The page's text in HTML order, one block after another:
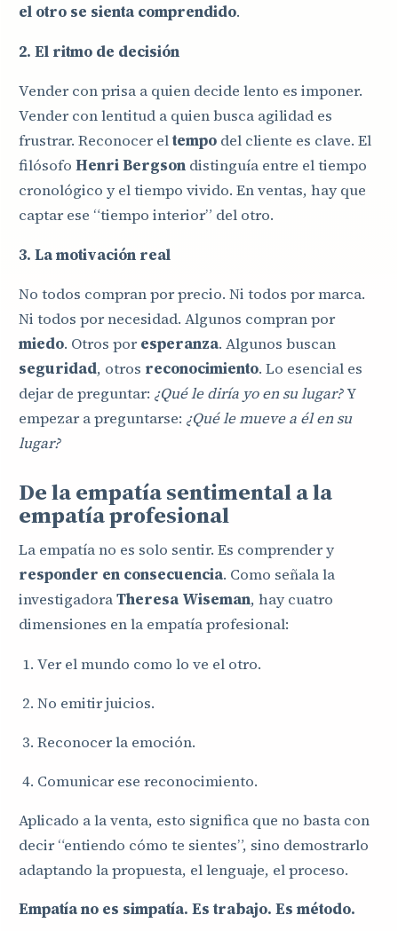
el otro se sienta comprendido.
2. El ritmo de decisión
Vender con prisa a quien decide lento es imponer.
Vender con lentitud a quien busca agilidad es
frustrar. Reconocer eltempo del cliente es clave. El
filósofo Henri Bergson distinguía entre el tiempo
cronológico y el tiempo vivido. En ventas, hay que
captar ese “tiempo interior” del otro.
3. La motivación real
No todos compran por precio. Ni todos por marca.
Ni todos por necesidad. Algunos compran por
miedo. Otros poresperanza. Algunos buscan
seguridad, otros reconocimiento. Lo esencial es
dejar de preguntar: ¿Qué le diría yo en su lugar?Y
empezar a preguntarse: ¿Qué le mueve a él en su
lugar?
De la empatía sentimental a la
empatía profesional
La empatía no es solo sentir. Es comprender y
responder en consecuencia. Como señala la
investigadoraTheresa Wiseman, hay cuatro
dimensiones en la empatía profesional:
Ver el mundo como lo ve el otro.
No emitir juicios.
Reconocer la emoción.
Comunicar ese reconocimiento.
Aplicado a la venta, esto significa que no basta con
decir “entiendo cómo te sientes”, sino demostrarlo
adaptando la propuesta, el lenguaje, el proceso.
Empatía no es simpatía. Es trabajo. Es método.